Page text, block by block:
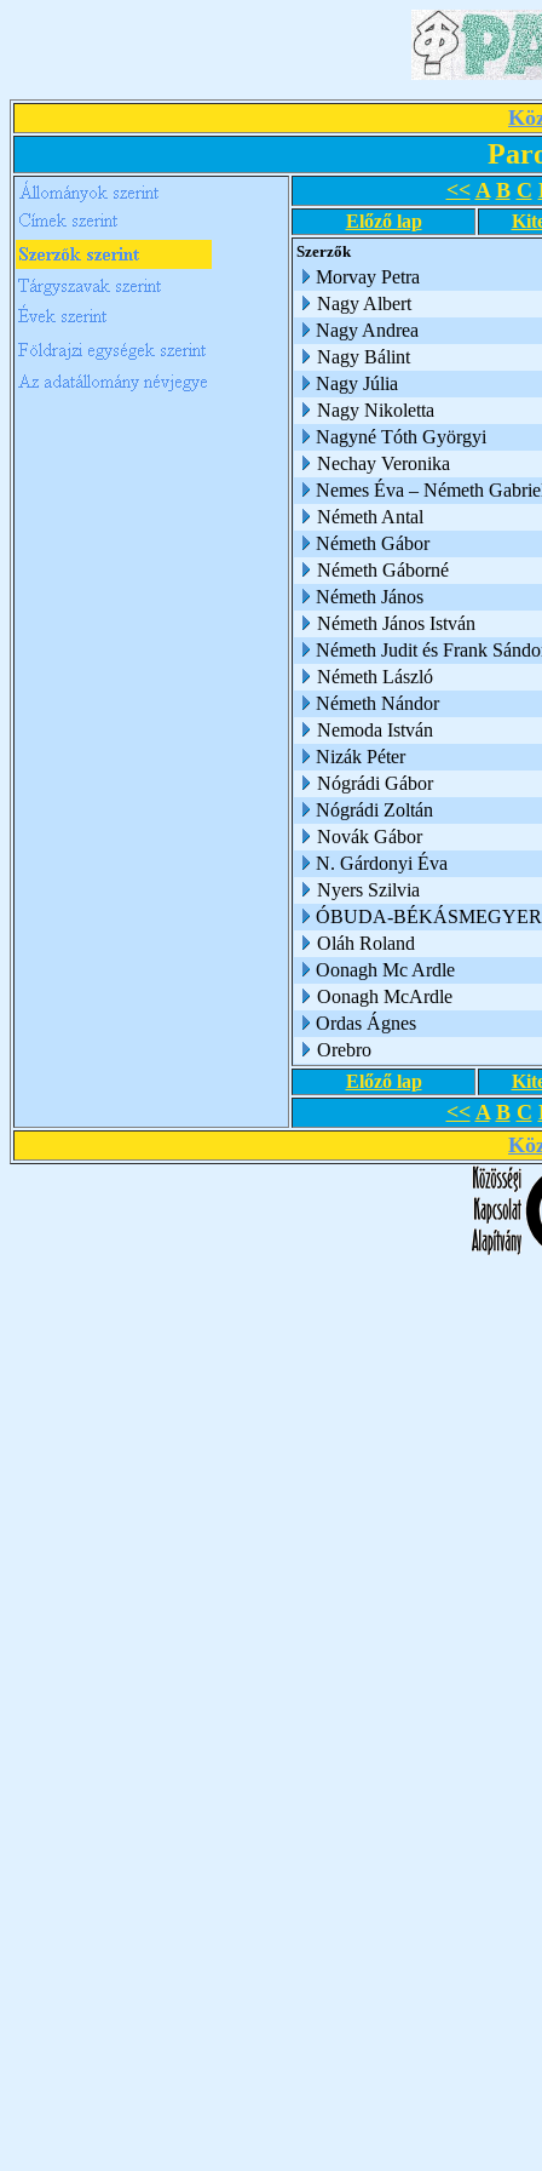
<< A B C
Előző lap
Szerzők
Morvay Petra
Nagy Albert
Nagy Andrea
Nagy Bálint
Nagy Júlia
Nagy Nikoletta
Nagyné Tóth Györgyi
Nechay Veronika
Nemes Éva – Németh
Németh Antal
Németh Gábor
Németh Gáborné
Németh János
Németh János István
Németh Judit és Frank
Németh László
Németh Nándor
Nemoda István
Nizák Péter
Nógrádi Gábor
Nógrádi Zoltán
Novák Gábor
N. Gárdonyi Éva
Nyers Szilvia
ÓBUDA-
Oláh Roland
Oonagh Mc Ardle
Oonagh McArdle
Ordas Ágnes
Orebro
Előző lap
<< A B C